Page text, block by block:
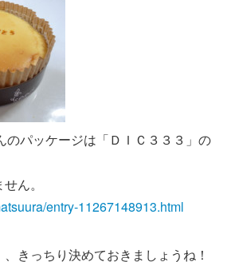
のパッケージは「ＤＩＣ３３３」の
ん。
entry-11267148913.html
きっちり決めておきましょうね！